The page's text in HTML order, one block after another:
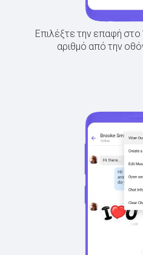
Επιλέξτε την επαφή
αριθμό από την